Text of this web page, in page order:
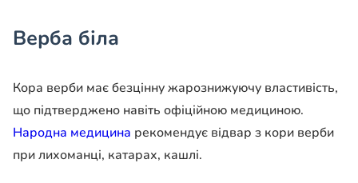
Верба біла
Кора верби має безцінну жарознижуючу властивість,
що підтверджено навіть офіційною медициною.
Народна медицина рекомендує відвар з кори верби
при лихоманці, катарах, кашлі.